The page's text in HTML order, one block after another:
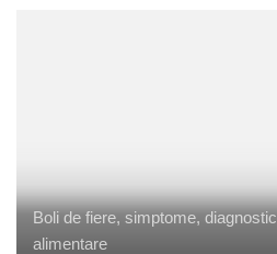
Boli de fiere, simptome, diagnostic
alimentare